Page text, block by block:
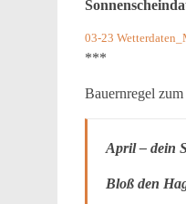
03-23
***
Bauernregel
April – dein
Bloß den